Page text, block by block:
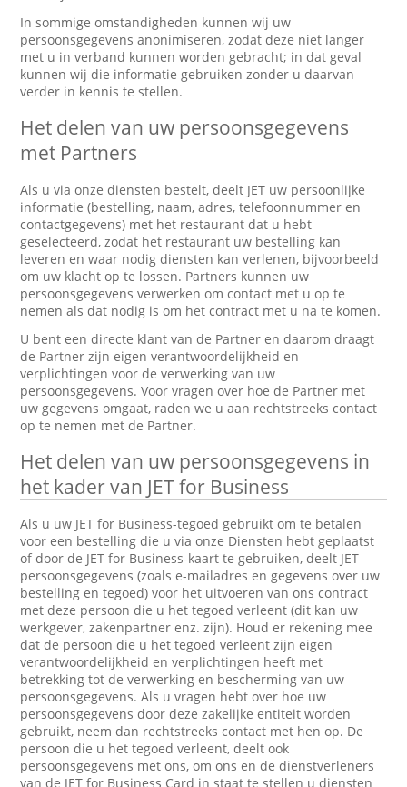
In sommige omstandigheden kunnen wij uw
persoonsgegevens anonimiseren, zodat deze niet langer
met u in verband kunnen worden gebracht; in dat geval
kunnen wij die informatie gebruiken zonder u daarvan
verder in kennis te stellen.
Het delen van uw persoonsgegevens
met Partners
Als u via onze diensten bestelt, deelt JET uw persoonlijke
informatie (bestelling, naam, adres, telefoonnummer en
contactgegevens) met het restaurant dat u hebt
geselecteerd, zodat het restaurant uw bestelling kan
leveren en waar nodig diensten kan verlenen, bijvoorbeeld
om uw klacht op te lossen. Partners kunnen uw
persoonsgegevens verwerken om contact met u op te
nemen als dat nodig is om het contract met u na te komen.
U bent een directe klant van de Partner en daarom draagt
de Partner zijn eigen verantwoordelijkheid en
verplichtingen voor de verwerking van uw
persoonsgegevens. Voor vragen over hoe de Partner met
uw gegevens omgaat, raden we u aan rechtstreeks contact
op te nemen met de Partner.
Het delen van uw persoonsgegevens in
het kader van JET for Business
Als u uw JET for Business-tegoed gebruikt om te betalen
voor een bestelling die u via onze Diensten hebt geplaatst
of door de JET for Business-kaart te gebruiken, deelt JET
persoonsgegevens (zoals e-mailadres en gegevens over uw
bestelling en tegoed) voor het uitvoeren van ons contract
met deze persoon die u het tegoed verleent (dit kan uw
werkgever, zakenpartner enz. zijn). Houd er rekening mee
dat de persoon die u het tegoed verleent zijn eigen
verantwoordelijkheid en verplichtingen heeft met
betrekking tot de verwerking en bescherming van uw
persoonsgegevens. Als u vragen hebt over hoe uw
persoonsgegevens door deze zakelijke entiteit worden
gebruikt, neem dan rechtstreeks contact met hen op. De
persoon die u het tegoed verleent, deelt ook
persoonsgegevens met ons, om ons en de dienstverleners
van de JET for Business Card in staat te stellen u diensten